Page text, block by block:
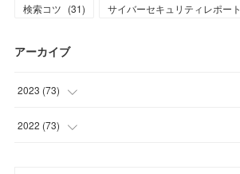
検索コツ (31) サイバーセキュリティレポート
アーカイブ
2023 (73)
(1
2022 (73)